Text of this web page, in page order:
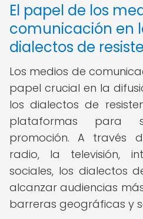
El papel de los
comunicación en
dialectos de
Los medios de
papel crucial en la
los dialectos de
plataformas para
promoción. A través
radio, la televisión,
sociales, los dialectos
alcanzar audiencias
barreras geográficas y